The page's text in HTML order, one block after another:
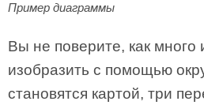
Пример диаграммы
Вы не поверите, как
изобразить с помощью
становятся картой, три